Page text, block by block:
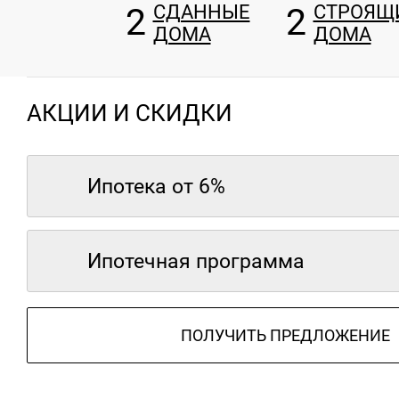
2 СДАННЫЕ
ДОМА
2 ДОМА
АКЦИИ И СКИДКИ
Ипотека от 6%
Ипотечная программа
ПОЛУЧИТЬ ПРЕДЛОЖЕНИЕ